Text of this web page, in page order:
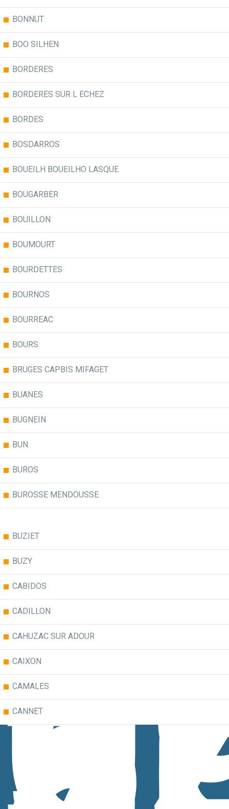
BONNUT
BOO SILHEN
BORDERES
BORDERES SUR L ECHEZ
BORDES
BOSDARROS
BOUEILH BOUEILHO LASQUE
BOUGARBER
BOUILLON
BOUMOURT
BOURDETTES
BOURNOS
BOURREAC
BOURS
BRUGES CAPBIS MIFAGET
BUANES
BUGNEIN
BUN
BUROS
BUROSSE MENDOUSSE
BUZIET
BUZY
CABIDOS
CADILLON
CAHUZAC SUR ADOUR
CAIXON
CAMALES
CANNET
CASTAIGNOS SOUSLENS